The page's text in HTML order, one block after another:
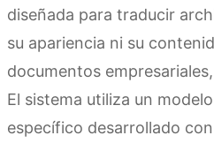
diseñada para traducir
su apariencia ni su
documentos
El sistema utiliza un
específico desarrollado